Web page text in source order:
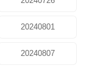
20240801
20240807